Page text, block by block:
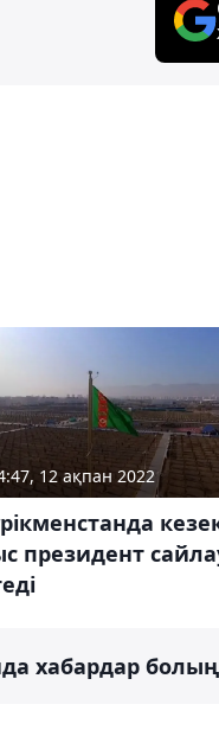
12 ақпан 2022
президент
хабардар